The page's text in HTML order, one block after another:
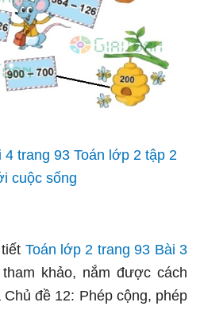
4 trang 93 Toán lớp 2 tập 2
cuộc sống
Toán lớp 2 trang 93 Bài 3
khảo, nắm được cách
đề 12: Phép cộng, phép